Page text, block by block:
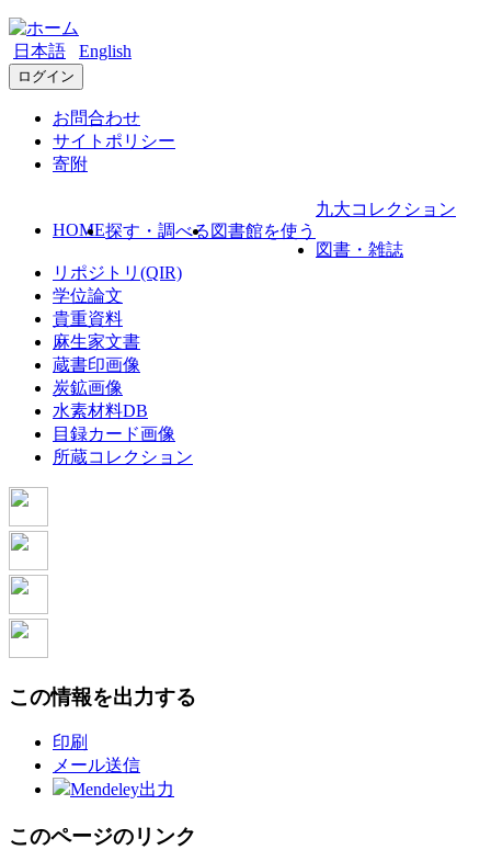
日本語 English
ログイン
お問合わせ
サイトポリシー
寄附
HOME探す・調べる 図書館を使う
九大コレクション
図書・雑誌
リポジトリ(QIR)
学位論文
貴重資料
麻生家文書
蔵書印画像
炭鉱画像
水素材料DB
目録カード画像
所蔵コレクション
この情報を出力する
印刷
メール送信
Mendeley出力
このページのリンク